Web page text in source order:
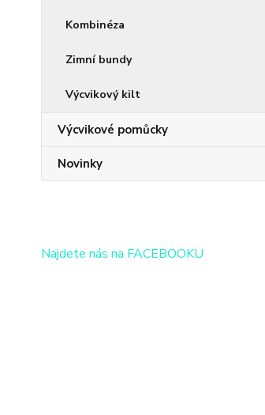
Kombinéza
Zimní bundy
Výcvikový kilt
Výcvikové pomůcky
Novinky
Najdete nás na FACEBOOKU